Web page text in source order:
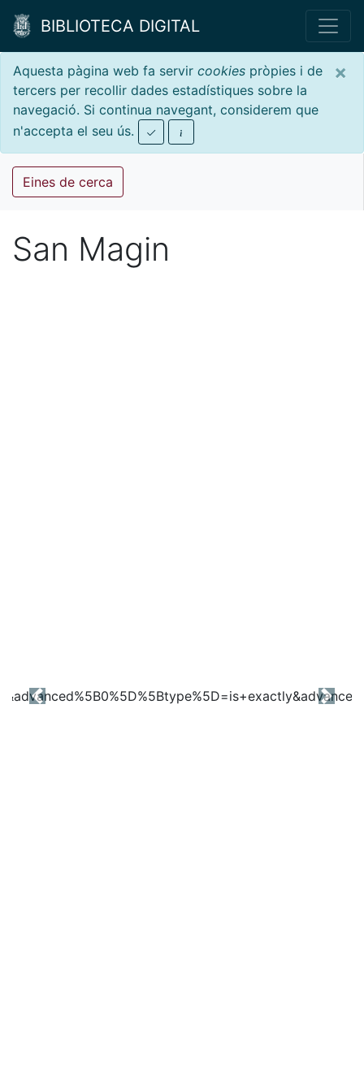
BIBLIOTECA DIGITAL
×
Aquesta pàgina web fa servir cookies pròpies i de
tercers per recollir dades estadístiques sobre la
navegació. Si continua navegant, considerem que
n'accepta el seu ús.
Eines de cerca
San Magin
Previous Next